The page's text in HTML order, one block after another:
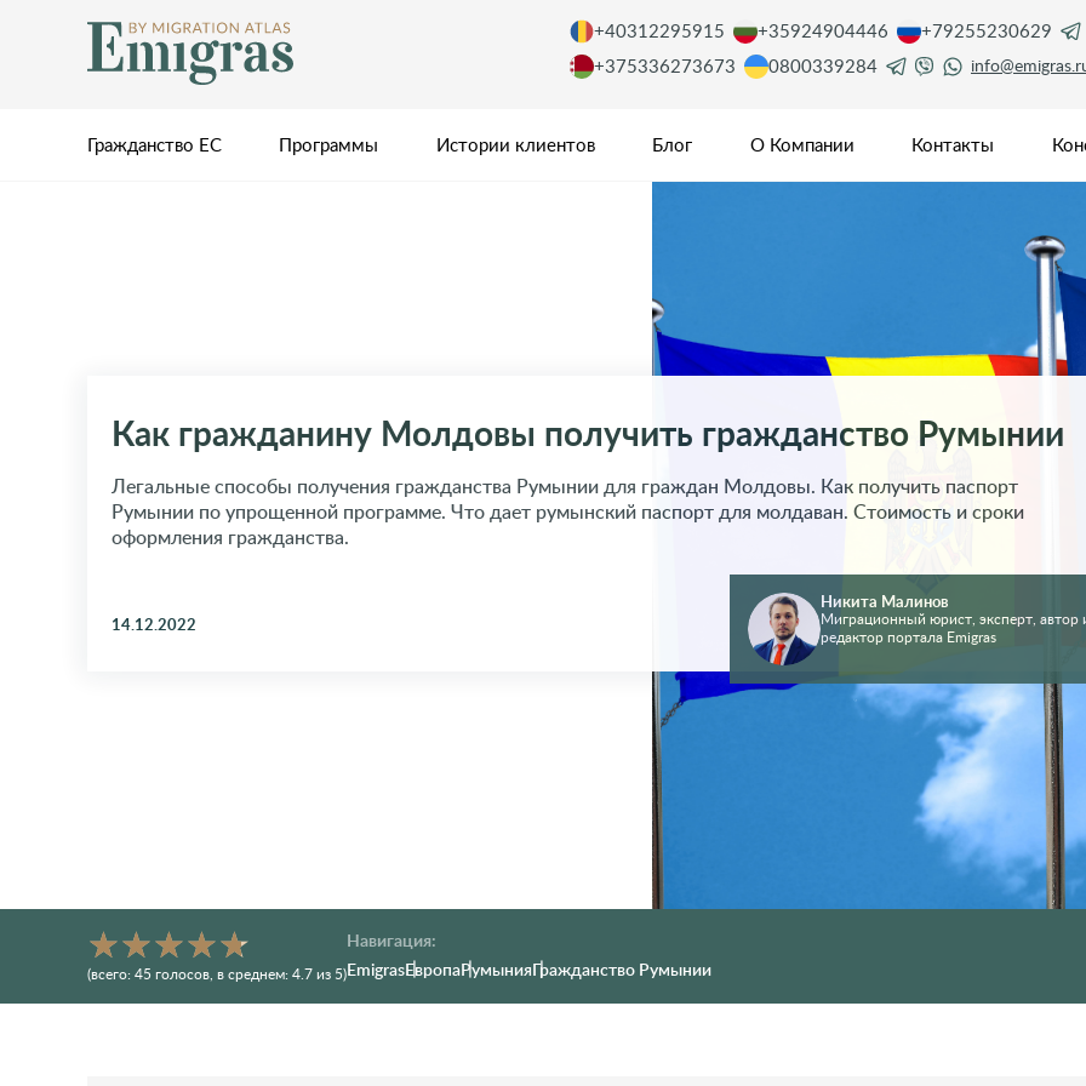
+40312295915 +35924904446
+79255230629
+375336273673
0800339284
Гражданство ЕС Программы Истории клиентов Блог О Компании Контакты
Как гражданину Молдовы получить гражданство Румынии
Легальные способы получения гражданства Румынии для граждан Молдовы. Как получить паспорт
Румынии по упрощенной программе. Что дает румынский паспорт для молдаван. Стоимость и сроки
оформления гражданства.
14.12.2022
Никита Малинов
Миграционный юрист, эксперт, автор
редактор портала Emigras
(всего: 45 голосов, в среднем: 4.7 из 5)
Навигация:
EmigrasЕвропаРумынияГражданство Румынии